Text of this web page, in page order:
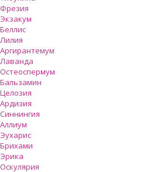
Фрезия
Экзакум
Беллис
Лилия
Аргирантемум
Лаванда
Остеоспермум
Бальзамин
Целозия
Ардизия
Синнингия
Аллиум
Эухарис
Брихами
Эрика
Оскулярия